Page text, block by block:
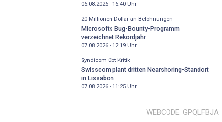
06.08.2026 - 16:40Uhr
20 Millionen Dollar an Belohnungen
Microsofts Bug-Bounty-Programm
verzeichnet Rekordjahr
07.08.2026 - 12:19Uhr
Syndicom übt Kritik
Swisscom plant dritten Nearshoring-Standort
in Lissabon
07.08.2026 - 11:25Uhr
WEBCODE GPQLFBJA